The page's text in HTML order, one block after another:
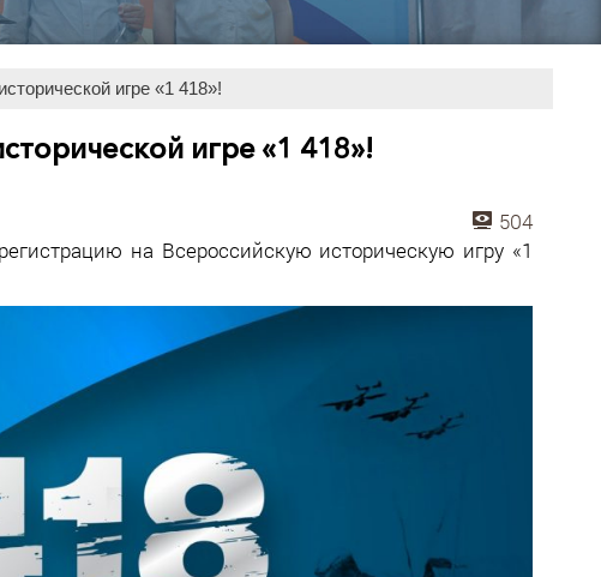
игре «1 418»!
игре «1 418»!
504
на Всероссийскую историческую игру «1